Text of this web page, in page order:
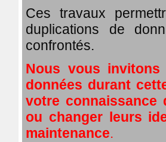
Ces travaux
duplications de
confrontés.
Nous vous
données durant
votre connaissance
ou changer leurs
maintenance.